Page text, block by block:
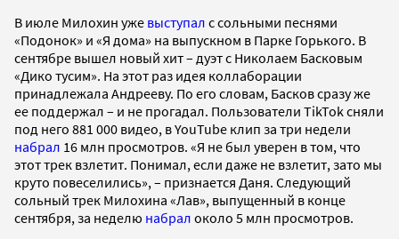
В июле Милохин уже выступал с сольными песнями
«Подонок» и «Я дома» на выпускном в Парке Горького. В
сентябре вышел новый хит – дуэт с Николаем Басковым
«Дико тусим». На этот раз идея коллаборации
принадлежала Андрееву. По его словам, Басков сразу же
ее поддержал – и не прогадал. Пользователи TikTok сняли
под него 881 000 видео, в YouTube клип за три недели
набрал 16 млн просмотров. «Я не был уверен в том, что
этот трек взлетит. Понимал, если даже не взлетит, зато мы
круто повеселились», – признается Даня. Следующий
сольный трек Милохина «Лав», выпущенный в конце
сентября, за неделю набрал около 5 млн просмотров.